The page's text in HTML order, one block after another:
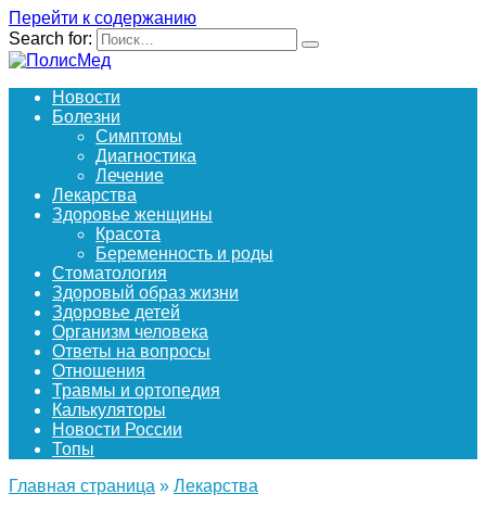
Перейти к содержанию
Search for:
Новости
Болезни
Симптомы
Диагностика
Лечение
Лекарства
Здоровье женщины
Красота
Беременность и роды
Стоматология
Здоровый образ жизни
Здоровье детей
Организм человека
Ответы на вопросы
Отношения
Травмы и ортопедия
Калькуляторы
Новости России
Топы
Главная страница » Лекарства